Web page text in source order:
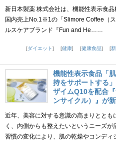
新日本製薬 株式会社は、機能性表示食
国内売上No.1※1の「Slimore Coffee（
ルスケアブランド『Fun and He……
ダイエット
健康 健康食品
機能性表示食品「
持をサポートする
ザイムQ10を配合
ンサイクル）』が
近年、美容に対する意識の高まりとと
く、内側からも整えたいというニーズ
習慣の変化により、肌の乾燥やコンデ